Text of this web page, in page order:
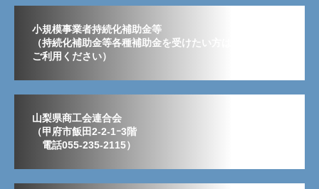
小規模事業者持続化補助金等
（持続化補助金等各種補助金を受けたい方はこちらから
ご利用ください）
山梨県商工会連合会
（甲府市飯田2-2-1ｰ3階
電話055-235-2115）